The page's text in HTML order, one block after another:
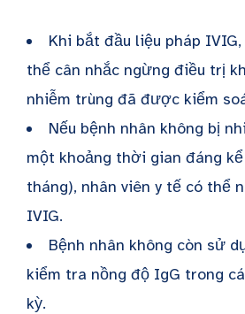
Khi bắt đầu liệu pháp
thể cân nhắc ngừng điều trị
nhiễm trùng đã được kiểm
Nếu bệnh nhân không bị
một khoảng thời gian đáng
tháng), nhân viên y tế có thể
IVIG.
Bệnh nhân không còn sử
kiểm tra nồng độ IgG trong
kỳ.